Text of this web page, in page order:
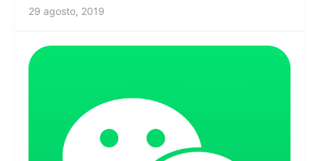
29 agosto, 2019